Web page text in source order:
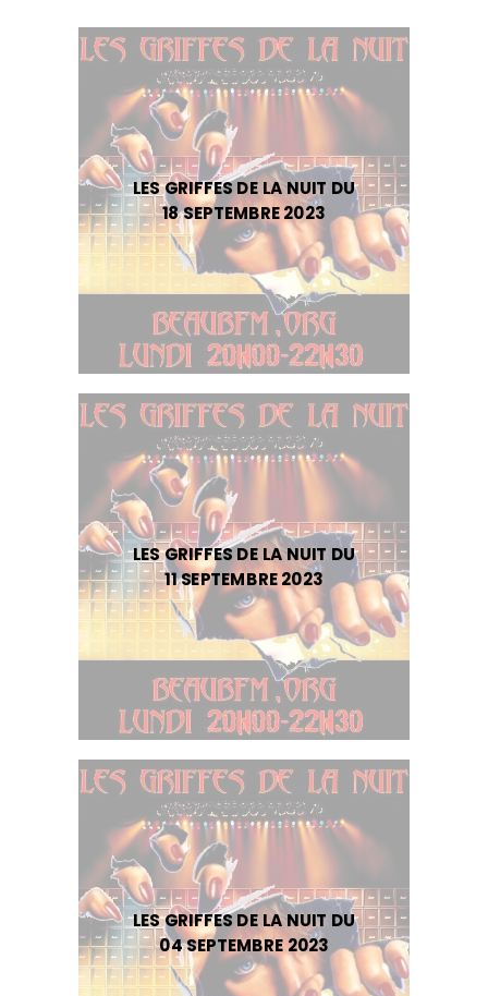
LES GRIFFES DE LA NUIT DU
18 SEPTEMBRE 2023
LES GRIFFES DE LA NUIT DU
11 SEPTEMBRE 2023
LES GRIFFES DE LA NUIT DU
04 SEPTEMBRE 2023